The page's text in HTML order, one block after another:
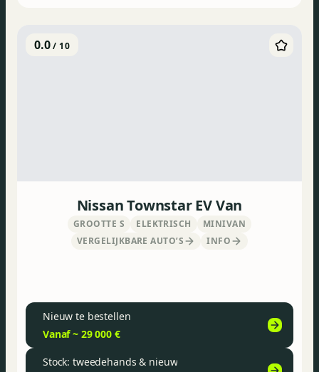
0.0/ 10
Nissan Townstar EV Van
GROOTTE S ELEKTRISCH
MINIVAN
VERGELIJKBARE AUTO’S
INFO
Nieuw te bestellen
Vanaf ~ 29 000 €
Stock: tweedehands & nieuw